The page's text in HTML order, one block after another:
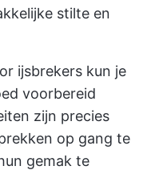
stilte en
ijsbrekers kun je
voorbereid
zijn precies
op gang te
gemak te